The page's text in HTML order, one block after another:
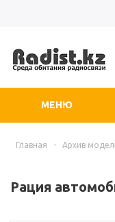
МЕНЮ
Главная - Архив
Рация